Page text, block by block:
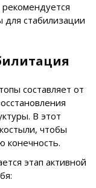
для стабилизации
составляет от
В этот
чтобы
конечность.
этап активной